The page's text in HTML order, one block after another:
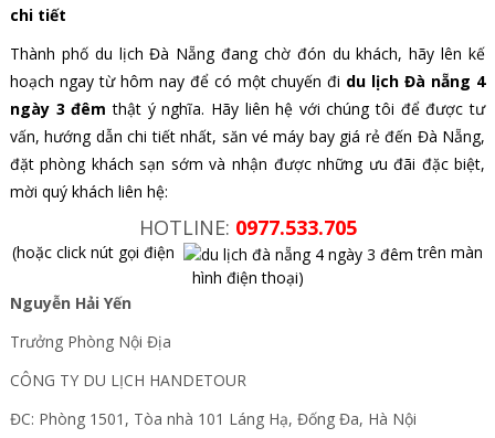
chi tiết
Thành phố du lịch Đà Nẵng đang chờ đón du khách, hãy lên kế
hoạch ngay từ hôm nay để có một chuyến đi du lịch Đà nẵng 4
ngày 3 đêmthật ý nghĩa. Hãy liên hệ với chúng tôi để được tư
vấn, hướng dẫn chi tiết nhất, săn vé máy bay giá rẻ đến Đà Nẵng,
đặt phòng khách sạn sớm và nhận được những ưu đãi đặc biệt,
mời quý khách liên hệ:
HOTLINE: 0977.533.705
(hoặc click nút gọi điện
trên màn
hình điện thoại)
Nguyễn Hải Yến
Trưởng Phòng Nội Địa
CÔNG TY DU LỊCH HANDETOUR
ĐC: Phòng 1501, Tòa nhà 101 Láng Hạ, Đống Đa, Hà Nội